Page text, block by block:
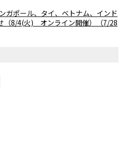
ガポール、タイ、ベトナム、インド
（8/4(火) オンライン開催）（7/28